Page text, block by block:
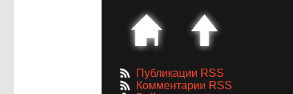
Публикации RSS
Комментарии RSS